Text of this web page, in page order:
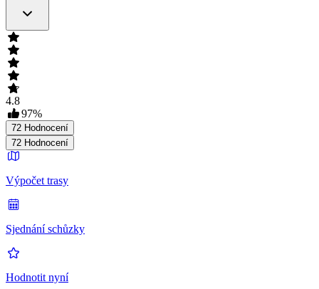
4.8
97%
72 Hodnocení
72 Hodnocení
Výpočet trasy
Sjednání schůzky
Hodnotit nyní